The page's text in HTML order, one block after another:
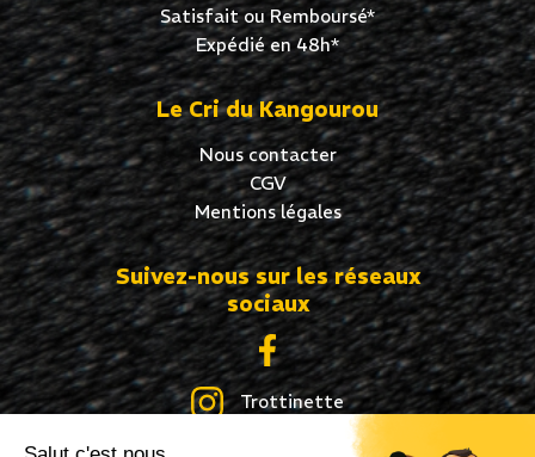
Satisfait ou Remboursé*
Expédié en 48h*
Le Cri du Kangourou
Nous contacter
CGV
Mentions légales
Suivez-nous sur les réseaux
sociaux
Trottinette